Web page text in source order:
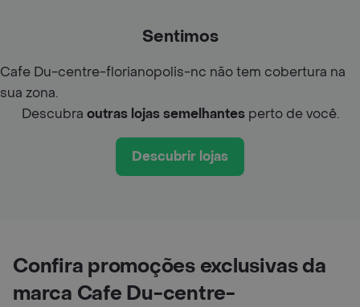
Sentimos
Cafe Du-centre-florianopolis-nc não tem cobertura na
sua zona.
Descubra outras lojas semelhantesperto de você.
Descubrir lojas
Confira promoções exclusivas da
marca Cafe Du-centre-